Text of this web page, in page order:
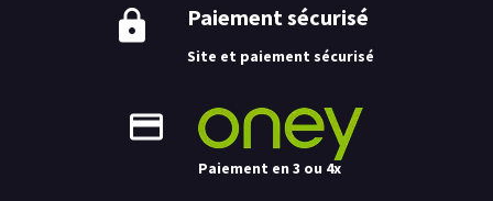
Paiement sécurisé
Site et paiement sécurisé
Paiement en 3 ou 4x